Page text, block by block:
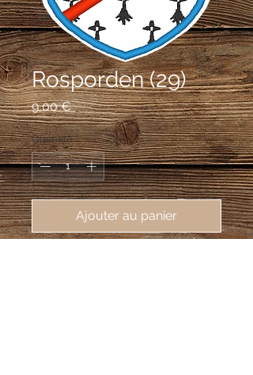
Rosporden (29)
9,00 €Prix
Quantité *
Ajouter au panier